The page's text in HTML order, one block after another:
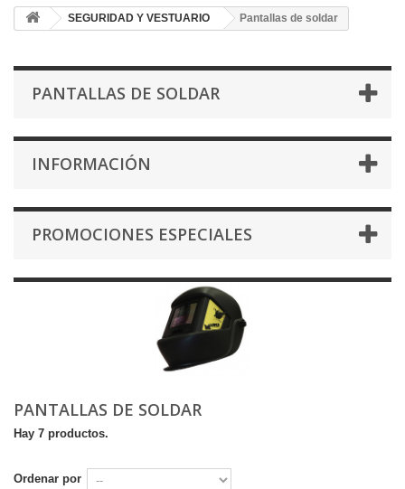
SEGURIDAD Y VESTUARIO Pantallas de soldar
PANTALLAS DE SOLDAR
INFORMACIÓN
PROMOCIONES ESPECIALES
PANTALLAS DE SOLDAR
Hay 7 productos.
Ordenar por